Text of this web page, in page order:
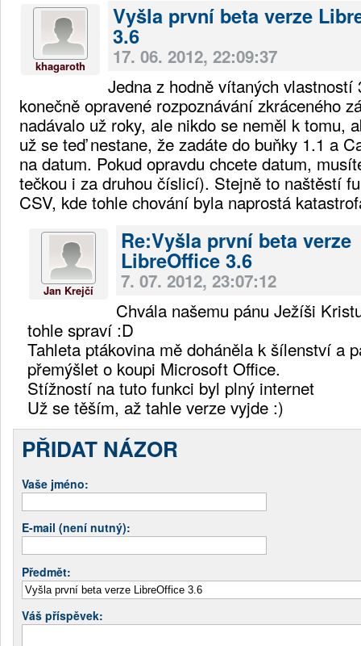
khagaroth
Vyšla první beta verze
3.6
17. 06. 2012, 22:09:37
Jedna z hodně vítaných vlastností
konečně opravené rozpoznávání zkráceného
nadávalo už roky, ale nikdo se neměl k tomu,
už se teď nestane, že zadáte do buňky 1.1 a
na datum. Pokud opravdu chcete datum,
tečkou i za druhou číslicí). Stejně to naštěstí
CSV, kde tohle chování byla naprostá
Jan Krejčí
Re:Vyšla první beta verze
LibreOffice 3.6
7. 07. 2012, 23:07:12
Chvála našemu pánu Ježíši
tohle spraví :D
Tahleta ptákovina mě doháněla k šílenství a
přemýšlet o koupi Microsoft Office.
Stížností na tuto funkci byl plný internet
Už se těším, až tahle verze vyjde :)
PŘIDAT NÁZOR
Vaše jméno:
E-mail (není nutný):
Předmět:
Váš příspěvek: